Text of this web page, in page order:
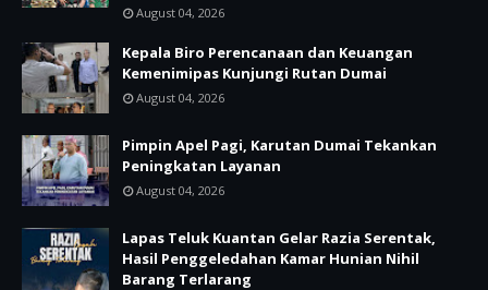
August 04, 2026
Kepala Biro Perencanaan dan Keuangan
Kemenimipas Kunjungi Rutan Dumai
August 04, 2026
Pimpin Apel Pagi, Karutan Dumai Tekankan
Peningkatan Layanan
August 04, 2026
Lapas Teluk Kuantan Gelar Razia Serentak,
Hasil Penggeledahan Kamar Hunian Nihil
Barang Terlarang